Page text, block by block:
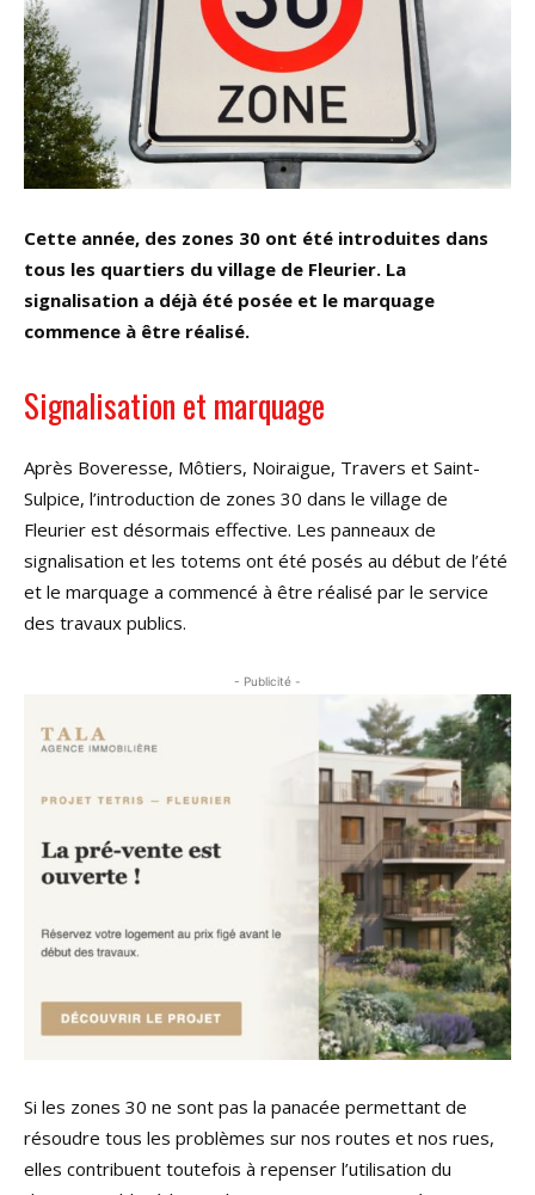
Cette année, des zones 30 ont été introduites dans
tous les quartiers du village de Fleurier. La
signalisation a déjà été posée et le marquage
commence à être réalisé.
Signalisation et marquage
Après Boveresse, Môtiers, Noiraigue, Travers et Saint-
Sulpice, l’introduction de zones 30 dans le village de
Fleurier est désormais effective. Les panneaux de
signalisation et les totems ont été posés au début de l’été
et le marquage a commencé à être réalisé par le service
des travaux publics.
- Publicité -
Si les zones 30 ne sont pas la panacée permettant de
résoudre tous les problèmes sur nos routes et nos rues,
elles contribuent toutefois à repenser l’utilisation du